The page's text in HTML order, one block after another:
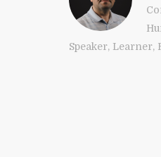
Speaker, Learner,